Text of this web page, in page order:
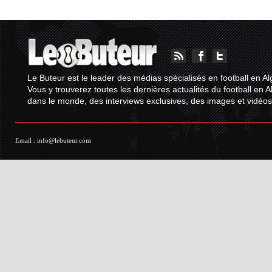
Le Buteur est le leader des médias spécialisés en football en
Vous y trouverez toutes les dernières actualités du football en
dans le monde, des interviews exclusives, des images et
Email : info@lebuteur.com